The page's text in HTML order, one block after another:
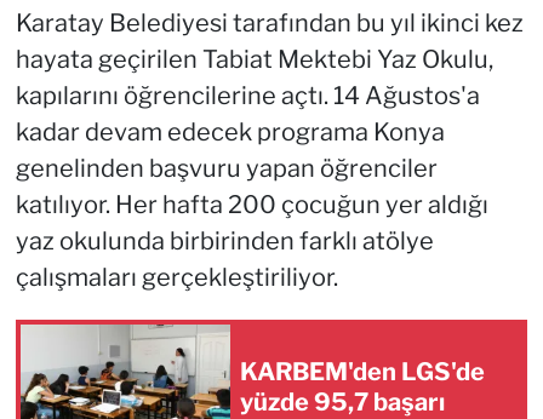
Karatay Belediyesi tarafından bu yıl ikinci kez
hayata geçirilen Tabiat Mektebi Yaz Okulu,
kapılarını öğrencilerine açtı. 14 Ağustos'a
kadar devam edecek programa Konya
genelinden başvuru yapan öğrenciler
katılıyor. Her hafta 200 çocuğun yer aldığı
yaz okulunda birbirinden farklı atölye
çalışmaları gerçekleştiriliyor.
KARBEM'den LGS'de
yüzde 95,7 başarı